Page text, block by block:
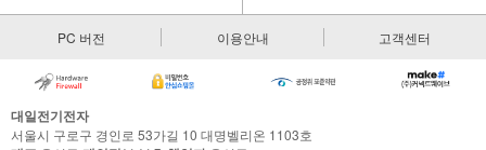
PC 버전 이용안내 고객센터
대일전기전자
서울시 구로구 경인로 53가길 10 대명벨리온 1103호